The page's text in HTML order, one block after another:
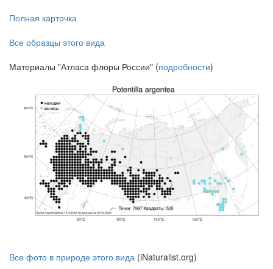
Полная карточка
Все образцы этого вида
Материалы "Атласа флоры России" (подробности)
Все фото в природе этого вида (iNaturalist.org)